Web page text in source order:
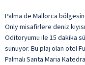
Palma de Mallorca
Only misafirlere deniz
Oditoryumu ile 15 dakika
sunuyor. Bu plaj olan otel
Palmalı Santa Maria